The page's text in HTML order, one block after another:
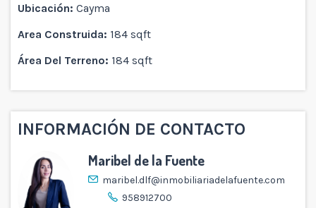
Ubicación: Cayma
Area Construida:
184 sqft
Área Del Terreno:
184 sqft
INFORMACIÓN DE CONTACTO
Maribel de la Fuente
maribel.dlf@inmobiliariadelafuente.com
958912700